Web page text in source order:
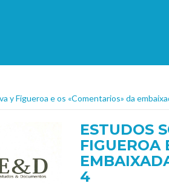
y Figueroa e os «Comentarios» da
ESTUDOS
FIGUEROA
4